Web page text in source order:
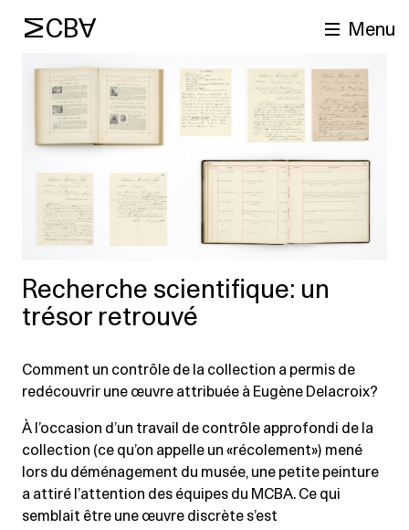
MCBA Menu
Recherche scientifique: un
trésor retrouvé
Comment un contrôle de la collection a permis de
redécouvrir une œuvre attribuée à Eugène Delacroix?
À l’occasion d’un travail de contrôle approfondi de la
collection (ce qu’on appelle un «récolement») mené
lors du déménagement du musée, une petite peinture
a attiré l’attention des équipes du MCBA. Ce qui
semblait être une œuvre discrète s’est